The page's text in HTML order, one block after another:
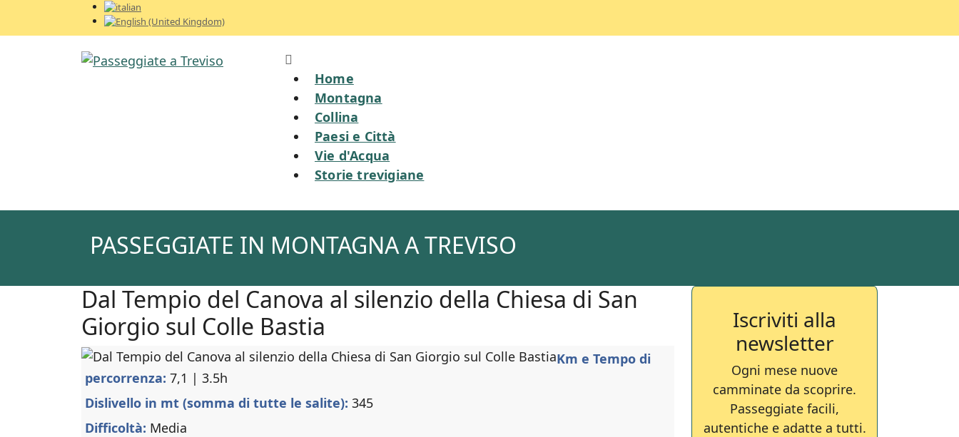
Home
Montagna
Collina
Paesi e Città
Vie d'Acqua
Storie trevigiane
PASSEGGIATE IN MONTAGNA A TREVISO
Dal Tempio del Canova al silenzio della Chiesa di San
Giorgio sul Colle Bastia
Km e Tempo di
percorrenza: 7,1 | 3.5h
Dislivello in mt (somma di tutte le salite): 345
Difficoltà: Media
Iscriviti alla
newsletter
Ogni mese nuove
camminate da scoprire.
Passeggiate facili,
autentiche e adatte a tutti.